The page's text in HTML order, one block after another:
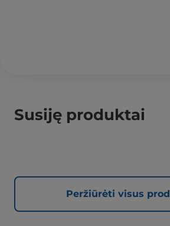
Susiję produktai
Peržiūrėti visus